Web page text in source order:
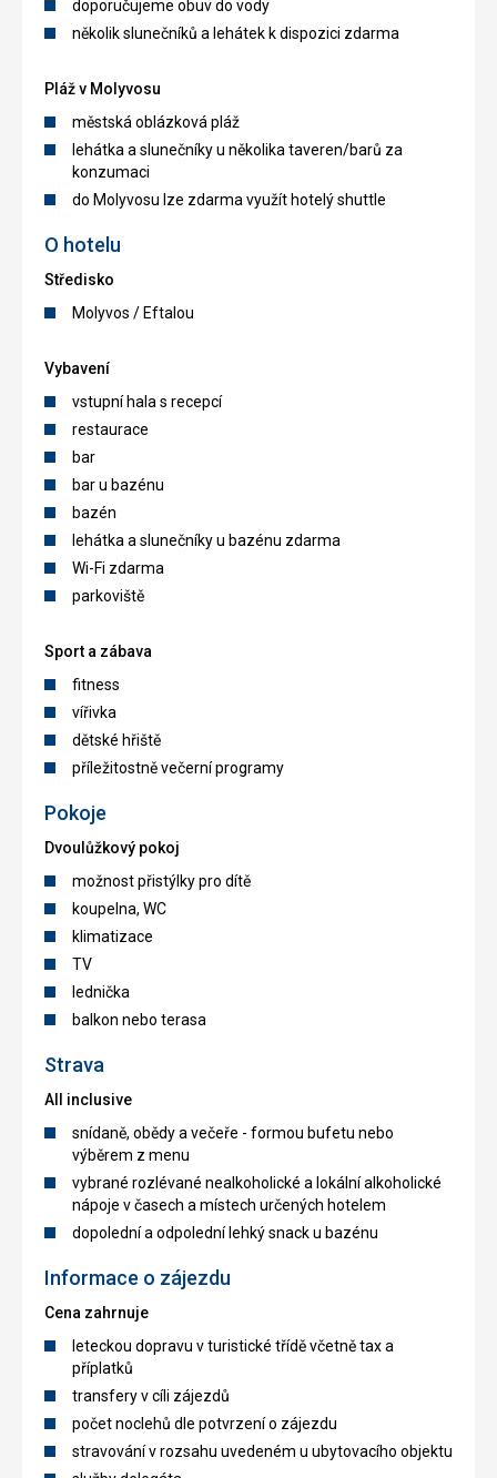
doporučujeme obuv do vody
několik slunečníků a lehátek k dispozici zdarma
Pláž v Molyvosu
městská oblázková pláž
lehátka a slunečníky u několika taveren/barů za
konzumaci
do Molyvosu lze zdarma využít hotelý shuttle
O hotelu
Středisko
Molyvos / Eftalou
Vybavení
vstupní hala s recepcí
restaurace
bar
bar u bazénu
bazén
lehátka a slunečníky u bazénu zdarma
Wi-Fi zdarma
parkoviště
Sport a zábava
fitness
vířivka
dětské hřiště
příležitostně večerní programy
Pokoje
Dvoulůžkový pokoj
možnost přistýlky pro dítě
koupelna, WC
klimatizace
TV
lednička
balkon nebo terasa
Strava
All inclusive
snídaně, obědy a večeře - formou bufetu nebo
výběrem z menu
vybrané rozlévané nealkoholické a lokální alkoholické
nápoje v časech a místech určených hotelem
dopolední a odpolední lehký snack u bazénu
Informace o zájezdu
Cena zahrnuje
leteckou dopravu v turistické třídě včetně tax a
příplatků
transfery v cíli zájezdů
počet noclehů dle potvrzení o zájezdu
stravování v rozsahu uvedeném u ubytovacího objektu